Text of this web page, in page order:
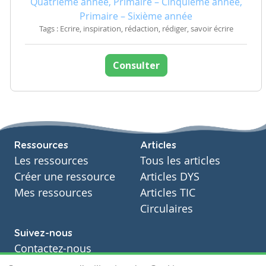
Primaire – Sixième année
Tags : Ecrire, inspiration, rédaction, rédiger, savoir écrire
Consulter
Ressources
Les ressources
Créer une ressource
Mes ressources
Articles
Tous les articles
Articles DYS
Articles TIC
Circulaires
Suivez-nous
Contactez-nous